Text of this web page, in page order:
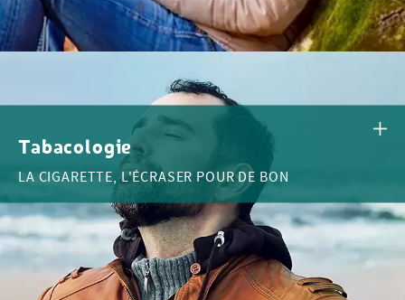
Tabacologie
LA CIGARETTE, L'ÉCRASER POUR DE BON